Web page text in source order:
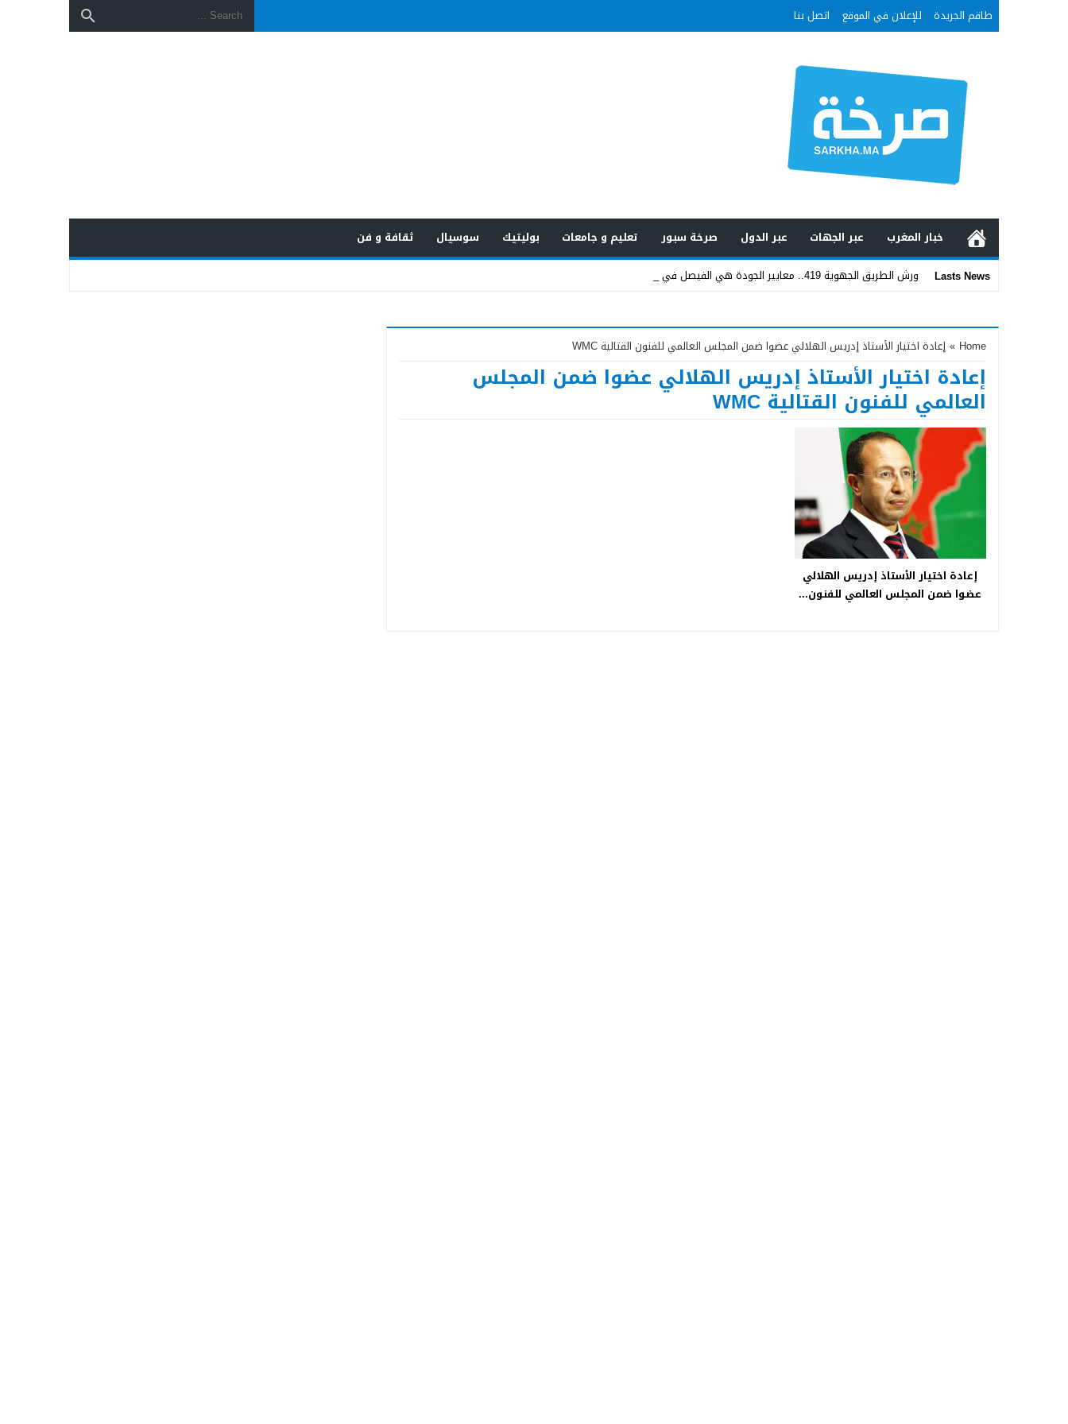
طاقم الجريدة للإعلان في الموقع اتصل بنا
خبار المغرب عبر الجهات عبر الدول صرخة سبور تعليم و جامعات بوليتيك سوسيال
ثقافة و فن
Lasts News
ورش الطريق الجهوية 419.. معايير الجودة هي الفيصل في تقي _
Previous
Next
Home
» إعادة اختيار الأستاذ إدريس الهلالي عضوا ضمن المجلس العالمي للفنون القتالية WMC
إعادة اختيار الأستاذ إدريس الهلالي عضوا ضمن المجلس
العالمي للفنون القتالية WMC
إعادة اختيار الأستاذ إدريس الهلالي
عضوا ضمن المجلس العالمي للفنون...